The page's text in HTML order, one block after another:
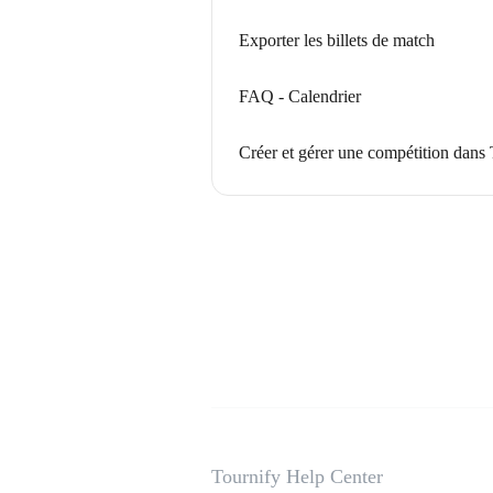
Exporter les billets de match
FAQ - Calendrier
Créer et gérer une compétition
Tournify Help Center